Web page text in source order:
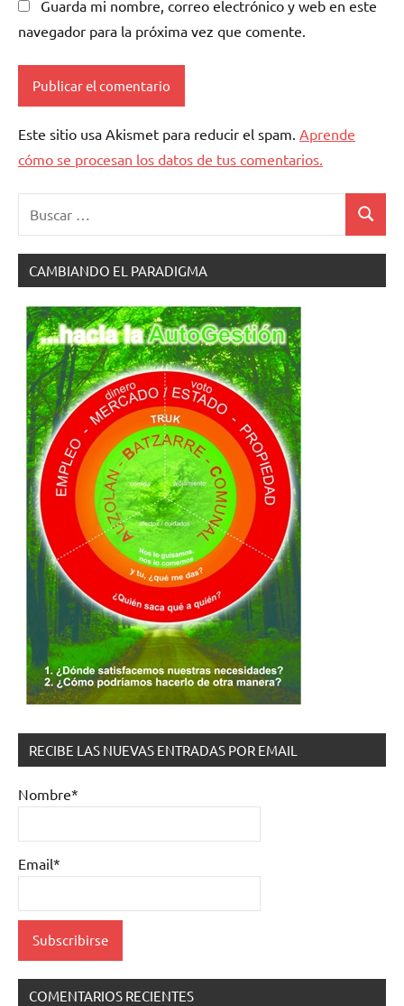
Guarda mi nombre, correo electrónico y web en este
navegador para la próxima vez que comente.
Este sitio usa Akismet para reducir el spam. Aprende
cómo se procesan los datos de tus comentarios.
Buscar
CAMBIANDO EL PARADIGMA
RECIBE LAS NUEVAS ENTRADAS POR EMAIL
Nombre*
Email*
COMENTARIOS RECIENTES